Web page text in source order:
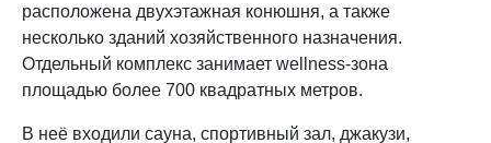
расположена двухэтажная конюшня, а также
несколько зданий хозяйственного назначения.
Отдельный комплекс занимает wellness-зона
площадью более 700 квадратных метров.
В неё входили сауна, спортивный зал, джакузи,